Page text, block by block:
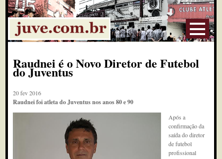
Raudnei é o Novo Diretor de Futebol
do Juventus
20 fev 2016
Raudnei foi atleta do Juventus nos anos 80 e 90
Após a
confirmação da
saída do diretor
de futebol
profissional